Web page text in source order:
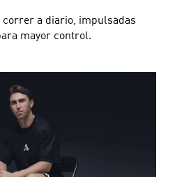
correr a diario, impulsadas
mayor control.